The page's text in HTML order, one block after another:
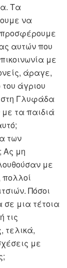
Τα
να
προσφέρουμε
αυτών που
με
άραγε,
άγριου
στη Γλυφάδα
τα παιδιά
των
Ας μη
με
πολλοί
Πόσοι
σε μια τέτοια
τις
τελικά,
με